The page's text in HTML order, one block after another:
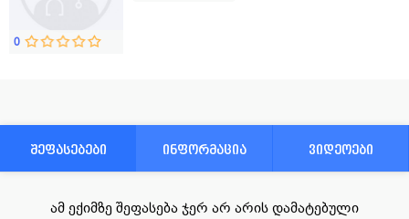
0
შეფასებები ინფორმაცია ვიდეოები
ამ ექიმზე შეფასება ჯერ არ არის დამატებული